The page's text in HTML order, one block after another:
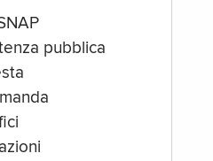
pubblica